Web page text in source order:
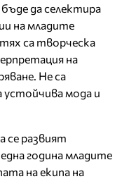
да селектира
на младите
са творческа
на
Не са
устойчива мода и
се развият
година младите
на екипа на